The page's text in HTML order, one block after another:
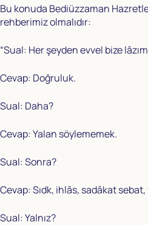
Bu konuda Bediüzzaman
rehberimiz olmalıdır:
“Sual: Her şeyden evvel bize
Cevap: Doğruluk.
Sual: Daha?
Cevap: Yalan söylememek.
Sual: Sonra?
Cevap: Sıdk, ihlâs, sadâkat
Sual: Yalnız?